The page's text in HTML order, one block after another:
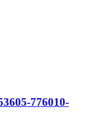
776010-